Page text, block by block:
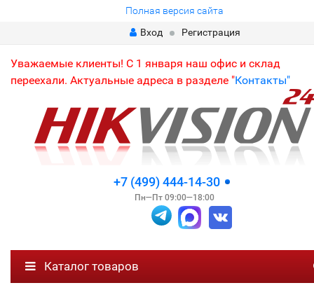
Полная версия сайта
Вход
Регистрация
Уважаемые клиенты! С 1 января наш офис и склад
переехали. Актуальные адреса в разделе "Контакты"
+7 (499) 444-14-30
Пн—Пт 09:00—18:00
Каталог товаров